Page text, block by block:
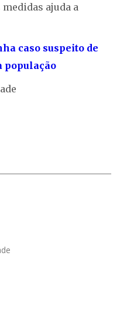
ajuda a
caso suspeito de
população